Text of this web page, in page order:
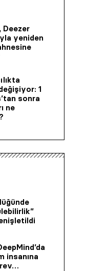
Deezer
yeniden
1
sonra
ne
insanına